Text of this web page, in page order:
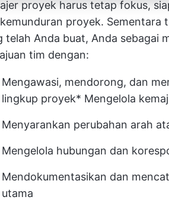
proyek harus tetap fokus,
proyek.
telah Anda buat, Anda sebagai
tim dengan:
Mengawasi, mendorong, dan
lingkup proyek* Mengelola
Menyarankan perubahan arah
Mengelola hubungan dan
Mendokumentasikan dan
utama